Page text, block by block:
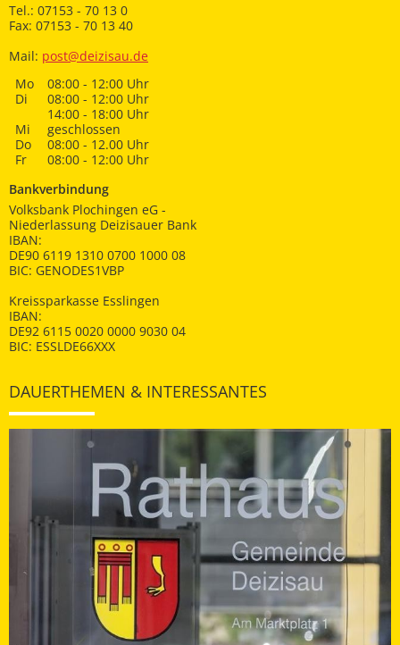
Tel.: 07153 - 70 13 0
Fax: 07153 - 70 13 40
Mail: post@deizisau.de
Mo
08:00 - 12:00 Uhr
Di
08:00 - 12:00 Uhr
14:00 - 18:00 Uhr
Mi
geschlossen
Do
08:00 - 12.00 Uhr
Fr
08:00 - 12:00 Uhr
Bankverbindung
Volksbank Plochingen eG -
Niederlassung Deizisauer Bank
IBAN:
DE90 6119 1310 0700 1000 08
BIC: GENODES1VBP
Kreissparkasse Esslingen
IBAN:
DE92 6115 0020 0000 9030 04
BIC: ESSLDE66XXX
DAUERTHEMEN & INTERESSANTES